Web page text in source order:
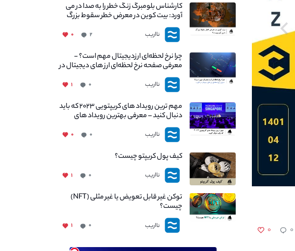
۰ ۰
کارشناس بلومبرگ زنگ خطر را به صدا در می
آورد: بیت کوین در معرض خطر سقوط بزرگ
است - دلیل آن چیست؟
نااریب ۲ ۰
چرا نرخ لحظه‌ای ارزدیجیتال مهم است؟ -
معرفی صفحه نرخ لحظه‌ای ارز های دیجیتال در
نااریب
نااریب ۰ ۱
مهم ترین رویداد های کریپتویی ۲۰۲۳ که باید
دنبال کنید – معرفی بهترین رویداد های
جهانی
نااریب ۰ ۰
کیف پول کریپتو چیست؟
نااریب ۰ ۱
توکن غیر قابل تعویض یا غیر مثلی (NFT)
چیست؟
نااریب ۰ ۱